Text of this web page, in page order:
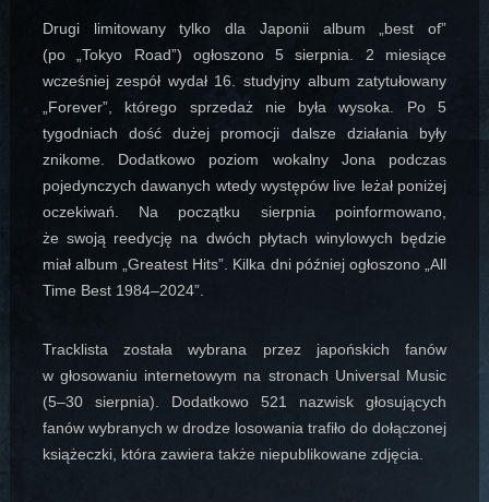
Drugi limitowany tylko dla Japonii album „best of”
(po „Tokyo Road”) ogłoszono 5 sierpnia. 2 miesiące
wcześniej zespół wydał 16. studyjny album zatytułowany
„Forever”, którego sprzedaż nie była wysoka. Po 5
tygodniach dość dużej promocji dalsze działania były
znikome. Dodatkowo poziom wokalny Jona podczas
pojedynczych dawanych wtedy występów live leżał poniżej
oczekiwań. Na początku sierpnia poinformowano,
że swoją reedycję na dwóch płytach winylowych będzie
miał album „Greatest Hits”. Kilka dni później ogłoszono „All
Time Best 1984–2024”.
Tracklista została wybrana przez japońskich fanów
w głosowaniu internetowym na stronach Universal Music
(5–30 sierpnia). Dodatkowo 521 nazwisk głosujących
fanów wybranych w drodze losowania trafiło do dołączonej
książeczki, która zawiera także niepublikowane zdjęcia.